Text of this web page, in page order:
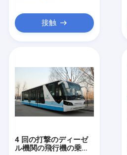
接触
4 回の打撃のディーゼ
ル機関の飛行機の乗換